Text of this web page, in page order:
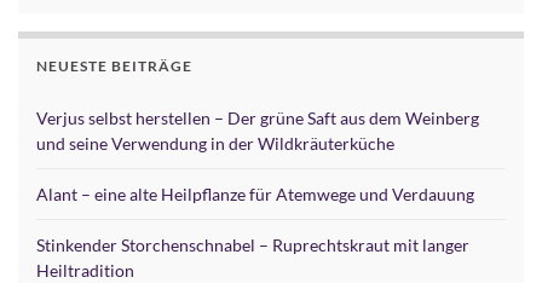
NEUESTE BEITRÄGE
Verjus selbst herstellen – Der grüne Saft aus dem Weinberg
und seine Verwendung in der Wildkräuterküche
Alant – eine alte Heilpflanze für Atemwege und Verdauung
Stinkender Storchenschnabel – Ruprechtskraut mit langer
Heiltradition